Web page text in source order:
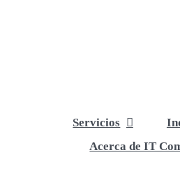
Servicios
Acerca de IT